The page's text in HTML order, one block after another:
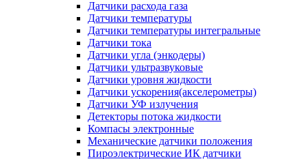
Датчики расхода газа
Датчики температуры
Датчики температуры интегральные
Датчики тока
Датчики угла (энкодеры)
Датчики ультразвуковые
Датчики уровня жидкости
Датчики ускорения(акселерометры)
Датчики УФ излучения
Детекторы потока жидкости
Компасы электронные
Механические датчики положения
Пироэлектрические ИК датчики